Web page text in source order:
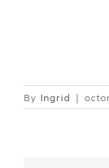
By Ingrid |